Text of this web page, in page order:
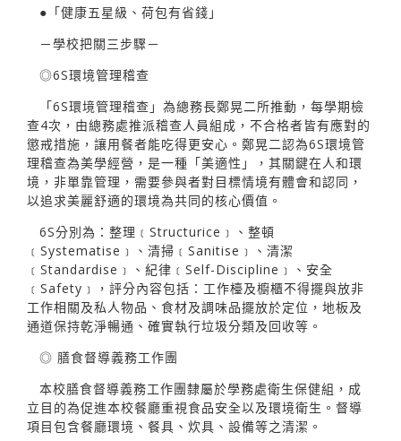
●「健康五星級、荷包有省錢」
－學校把關三步驟－
◎6S環境管理稽查
「6S環境管理稽查」為總務長鄭晃二所推動，每學期檢
查4次，由總務處推派稽查人員組成，不合格者皆有應對的
懲戒措施，讓用餐者能吃得更安心。鄭晃二認為6S環境管
理稽查為美學經營，是一種「美適性」，其關鍵在人和環
境，非單靠管理，需要參與者對目標情境有體會和認同，
以追求美麗舒適的環境為共同的核心價值。
6S分別為：整理﹝Structurice﹞、整頓
﹝Systematise﹞、清掃﹝Sanitise﹞、清潔
﹝Standardise﹞、紀律﹝Self-Discipline﹞、安全
﹝Safety﹞，評分內容包括：工作檯及櫥櫃不得擺與放非
工作相關及私人物品、食材及調味品擺放於定位，地板及
通道保持乾淨暢通、確實執行垃圾分類及回收等。
◎ 膳食督導義務工作團
本校膳食督導義務工作團隸屬於學務處衛生保健組，成
立目的為促進本校餐廳重視食品安全以及環境衛生。督導
項目包含餐廳環境、餐具、炊具、設備等之清潔。